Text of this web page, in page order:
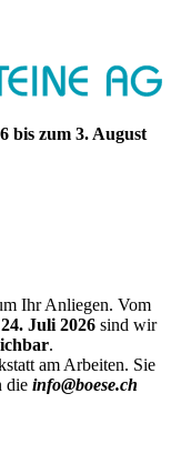
bis zum 3. August
Ihr Anliegen. Vom
Juli 2026 sind wir
.
am Arbeiten. Sie
die info@boese.ch